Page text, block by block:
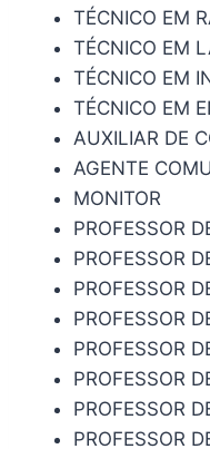
TÉCNICO EM
TÉCNICO EM
TÉCNICO EM
TÉCNICO EM
AUXILIAR DE
AGENTE
MONITOR
PROFESSOR
PROFESSOR
PROFESSOR
PROFESSOR
PROFESSOR
PROFESSOR
PROFESSOR
PROFESSOR